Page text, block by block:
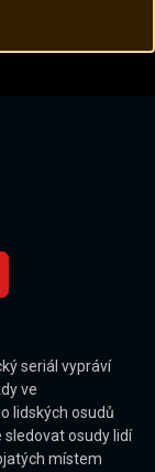
seriál vypráví
ve
lidských osudů
sledovat osudy lidí
místem